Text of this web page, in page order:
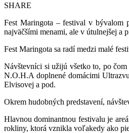
SHARE
Fest Maringota – festival v bývalom
najväčšími menami, ale v útulnejšej a
Fest Maringota sa radí medzi malé
Návštevníci si užijú všetko to, po
N.O.H.A doplnené domácimi
Elvisovej a pod.
Okrem hudobných predstavení,
Hlavnou dominantnou festivalu je
rokliny, ktorá vznikla voľakedy ako